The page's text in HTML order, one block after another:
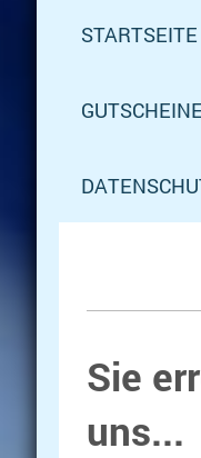
STARTSEITE
GUTSCHEINE
Sie
uns...